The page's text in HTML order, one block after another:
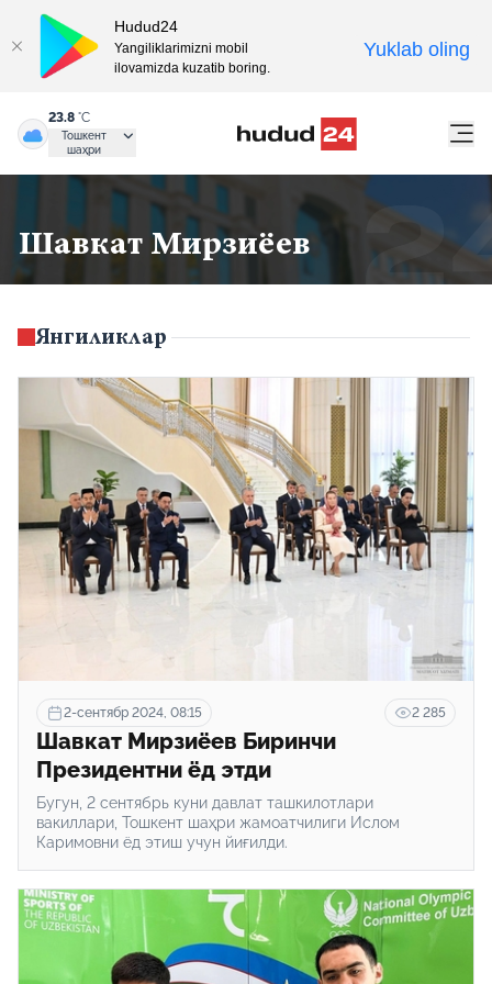
23.8 °C
Тошкент
шаҳри
Шавкат Мирзиёев
Янгиликлар
2-сентябр 2024, 08:15 2 285
Шавкат Мирзиёев Биринчи
Президентни ёд этди
Бугун, 2 сентябрь куни давлат ташкилотлари
вакиллари, Тошкент шаҳри жамоатчилиги Ислом
Каримовни ёд этиш учун йиғилди.
Hudud24
Yangiliklarimizni mobil
ilovamizda kuzatib boring.
Yuklab oling